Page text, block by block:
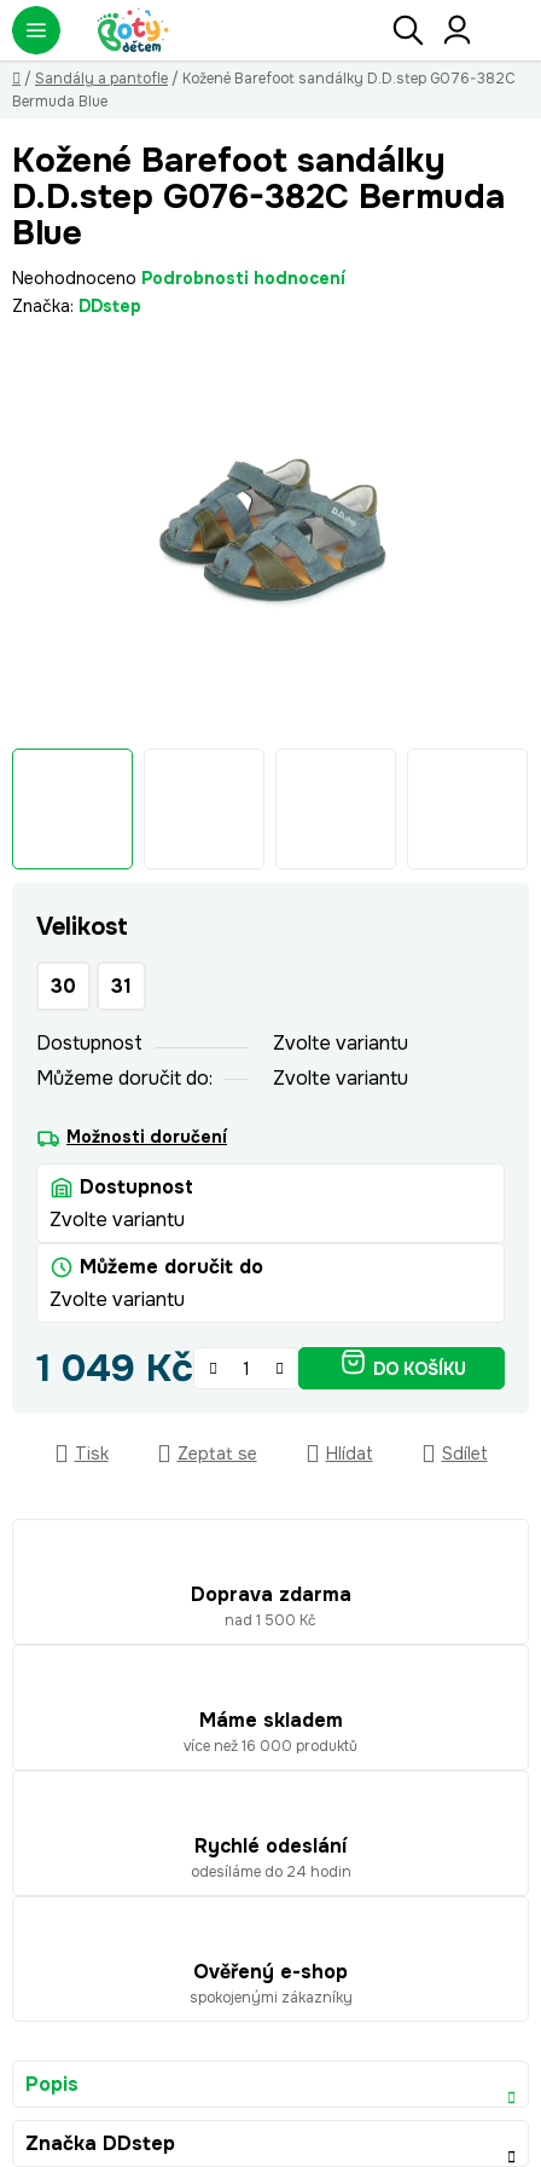
Přejít
na
obsah
Hledat
Domů
/ Sandály a pantofle / Kožené Barefoot sandálky D.D.step G076-382C
Bermuda Blue
Velikost
30 31
Dostupnost
Zvolte variantu
Můžeme doručit do:
Zvolte variantu
Možnosti doručení
Dostupnost
Zvolte variantu
Můžeme doručit do
Zvolte variantu
1 049 Kč DO KOŠÍKU
Tisk Zeptat se Hlídat Sdílet
Kožené Barefoot sandálky
D.D.step G076-382C Bermuda
Blue
Průměrné
hodnocení
Neohodnoceno Podrobnosti hodnocení
Značka: DDstep
Doprava zdarma
nad 1 500 Kč
Máme skladem
více než 16 000 produktů
Rychlé odeslání
odesíláme do 24 hodin
Ověřený e-shop
spokojenými zákazníky
Popis
Značka DDstep